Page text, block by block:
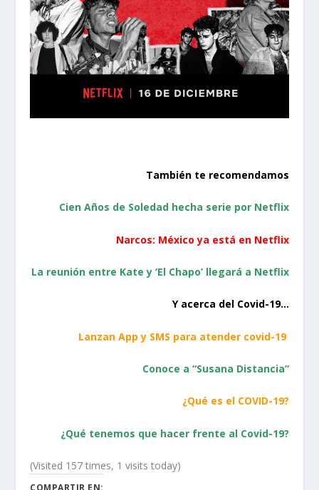
También te recomendamos
Cien Años de Soledad hecha serie por Netflix
Narcos: México ya está en Netflix
La reunión entre Kate y ‘El Chapo’ llegará a Netflix
Y acerca del Covid-19…
Lanzan App y SMS para atender covid-19
Conoce a “Susana Distancia”
¿Qué es el COVID-19?
¿Qué tenemos que hacer frente al Covid-19?
(Visited 157 times, 1 visits today)